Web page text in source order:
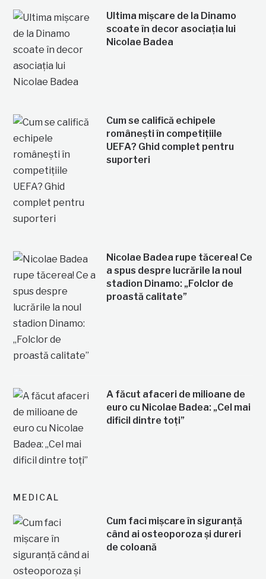
Ultima mișcare de la Dinamo
scoate în decor asociația lui
Nicolae Badea
Cum se califică echipele
românești în competițiile
UEFA? Ghid complet pentru
suporteri
Nicolae Badea rupe tăcerea! Ce
a spus despre lucrările la noul
stadion Dinamo: „Folclor de
proastă calitate”
A făcut afaceri de milioane de
euro cu Nicolae Badea: „Cel mai
dificil dintre toți”
MEDICAL
Cum faci mișcare în siguranță
când ai osteoporoza și dureri
de coloană